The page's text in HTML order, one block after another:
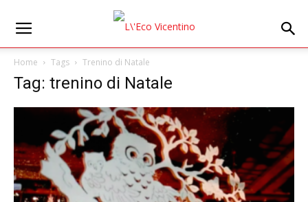
Home Tags Trenino di Natale
Tag: trenino di Natale